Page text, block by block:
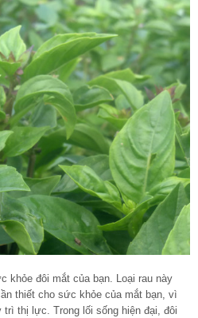
khỏe đôi mắt của bạn. Loại rau này
thiết cho sức khỏe của mắt bạn, vì
thị lực. Trong lối sống hiện đại, đôi